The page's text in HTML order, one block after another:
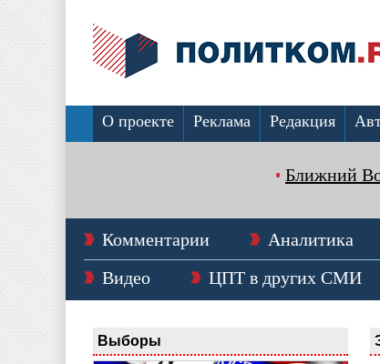
О проекте Реклама Редакция
Ближний
Комментарии Аналитика
Видео
ЦПТ в других СМИ
Выборы